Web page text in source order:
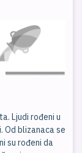
Ljudi rođeni u
Od blizanaca se
su rođeni da